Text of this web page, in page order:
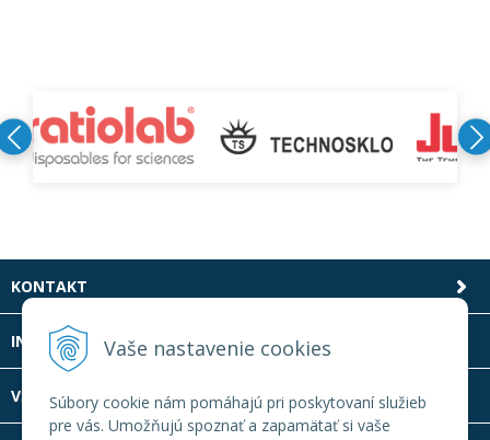
Vaše nastavenie cookies
Súbory cookie nám pomáhajú pri poskytovaní služieb
pre vás. Umožňujú spoznať a zapamätať si vaše
KONTAKT
INFOLINKA
VŠETKO O NÁKUPE